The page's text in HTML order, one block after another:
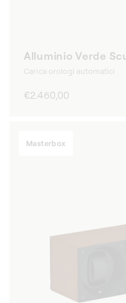
Alluminio Verde
Carica orologi automatici
Prezzo
€2.460,00
Masterbox